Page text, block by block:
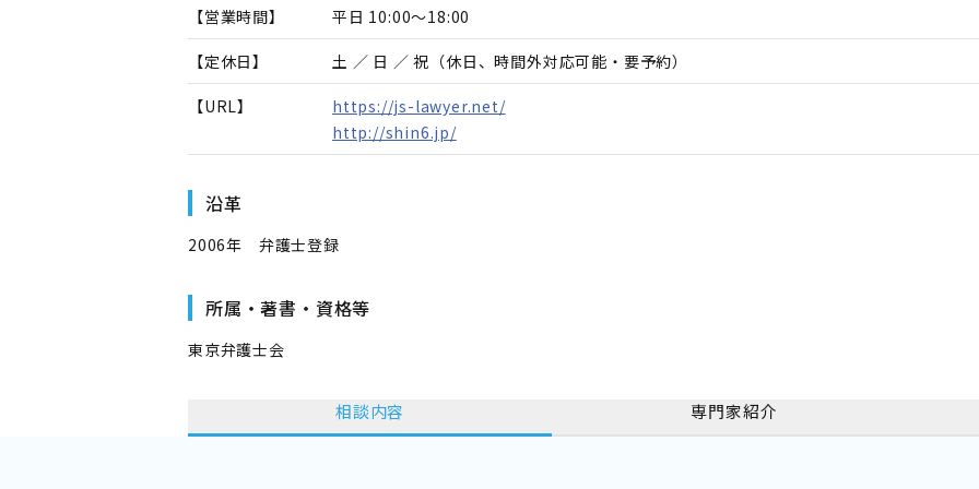
【営業時間】 平日 10:00～18:00
【定休日】 土 ／ 日 ／ 祝（休日、時間外対応可能・要予約）
【URL】
https://js-lawyer.net/
http://shin6.jp/
沿革
2006年 弁護士登録
所属・著書・資格等
東京弁護士会
相談内容 専門家紹介